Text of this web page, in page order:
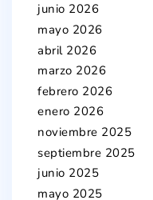
junio 2026
mayo 2026
abril 2026
marzo 2026
febrero 2026
enero 2026
noviembre 2025
septiembre 2025
junio 2025
mayo 2025